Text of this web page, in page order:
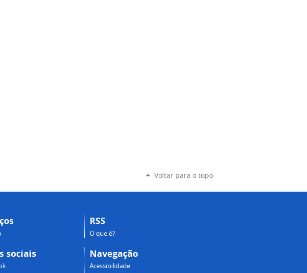
Voltar para o topo
sociais
RSS
O que é?
Navegação
Acessibilidade